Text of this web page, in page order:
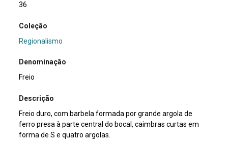
36
Coleção
Regionalismo
Denominação
Freio
Descrição
Freio duro, com barbela formada por grande argola de
ferro presa à parte central do bocal, caimbras curtas em
forma de S e quatro argolas.